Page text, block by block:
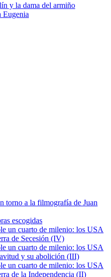
y la dama del armiño
Eugenia
torno a la filmografía de Juan
escogidas
un cuarto de milenio: los USA
de Secesión (IV)
un cuarto de milenio: los USA
y su abolición (III)
un cuarto de milenio: los USA
de la Independencia (II)